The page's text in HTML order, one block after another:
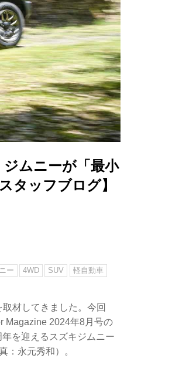
ムニーが「最小
タッフブログ】
ー 4WD SUV 軽自動車
材してきました。今回
Magazine 2024年8月号の
を迎えるスズキジムニー
：永元秀和）。